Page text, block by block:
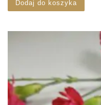
Dodaj do koszyka